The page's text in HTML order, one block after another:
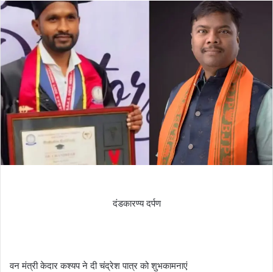
d
m
a
i
l
दंडकारण्य दर्पण
वन मंत्री केदार कश्यप ने दी चंद्रेश पात्र को शुभकामनाएं